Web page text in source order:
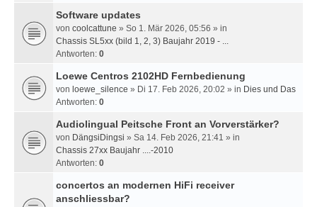
Software updates
von coolcattune » So 1. Mär 2026, 05:56 » in
Chassis SL5xx (bild 1, 2, 3) Baujahr 2019 - ...
Antworten: 0
Loewe Centros 2102HD Fernbedienung
von loewe_silence » Di 17. Feb 2026, 20:02 » in Dies und Das
Antworten: 0
Audiolingual Peitsche Front an Vorverstärker?
von DängsiDingsi » Sa 14. Feb 2026, 21:41 » in
Chassis 27xx Baujahr ....-2010
Antworten: 0
concertos an modernen HiFi receiver
anschliessbar?